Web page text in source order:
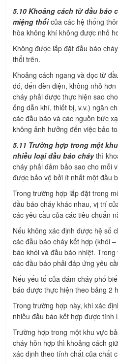
5.10 Khoảng cách từ đầu báo
miệng thổicủa các hệ thống
hòa không khí không được nhỏ
Không được lắp đặt đầu báo
thổi trên.
Khoảng cách ngang và dọc từ
đó, đến đèn điện, không nhỏ
cháy phải được thực hiện sao
ống dẫn khí, thiết bị, v.v.) ngăn
các đầu báo và các nguồn bức
không ảnh hưởng đến việc bảo
5.11 Trường hợp trong một
nhiều loại đầu báo cháythì
cháy phải đảm bảo sao cho mỗi
được bảo vệ bởi ít nhất một đầu
Trong trường hợp lắp đặt trong
đầu báo cháy khác nhau, vị trí
các yêu cầu của các tiêu chuẩn
Nếu không xác định được hệ số
các đầu báo cháy kết hợp (khói
báo khói và đầu báo nhiệt.
các đầu báo phải đáp ứng yêu
Nếu yếu tố của đám cháy phổ
báo được thực hiện theo bảng 2
Trong trường hợp này, khi xác
nhiều đầu báo kết hợp được tính
Trường hợp trong một khu vực
cháy hỗn hợp thì khoảng cách
xác định theo tính chất của chất